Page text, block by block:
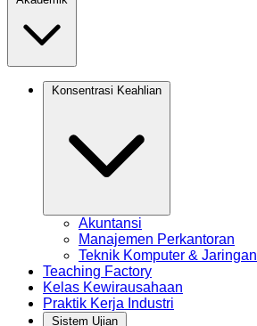
Akuntansi
Manajemen Perkantoran
Teknik Komputer & Jaringan
Teaching Factory
Kelas Kewirausahaan
Praktik Kerja Industri